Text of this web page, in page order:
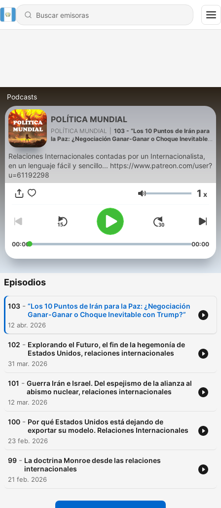
Podcasts
POLÍTICA MUNDIAL
POLÍTICA MUNDIAL
103 - “Los 10 Puntos de Irán para
la Paz: ¿Negociación Ganar-Ganar o Choque Inevitable
Relaciones Internacionales contadas por un Internacionalista,
en un lenguaje fácil y sencillo... https://www.patreon.com/user?
u=61192298
Volumen 1 x
00:00 00:00
Episodios
103 - “Los 10 Puntos de Irán para la Paz: ¿Negociación
Ganar-Ganar o Choque Inevitable con Trump?”
12 abr. 2026
102 - Explorando el Futuro, el fin de la hegemonía de
Estados Unidos, relaciones internacionales
31 mar. 2026
101 - Guerra Irán e Israel. Del espejismo de la alianza al
abismo nuclear, relaciones internacionales
12 mar. 2026
100 - Por qué Estados Unidos está dejando de
exportar su modelo. Relaciones Internacionales
23 feb. 2026
99 - La doctrina Monroe desde las relaciones
internacionales
21 feb. 2026